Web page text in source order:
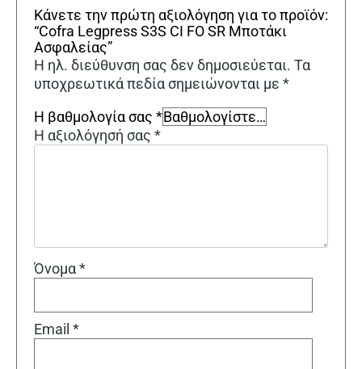
Κάνετε την πρώτη αξιολόγηση για το προϊόν:
“Cofra Legpress S3S CI FO SR Μποτάκι
Ασφαλείας”
Η ηλ. διεύθυνση σας δεν δημοσιεύεται. Τα
υποχρεωτικά πεδία σημειώνονται με *
Η βαθμολογία σας *
Η αξιολόγησή σας *
Όνομα*
Email *